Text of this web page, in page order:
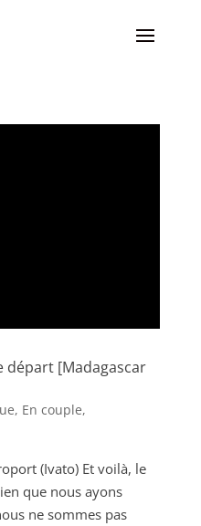
départ [Madagascar
, En couple,
(Ivato) Et voilà, le
que nous ayons
ne sommes pas